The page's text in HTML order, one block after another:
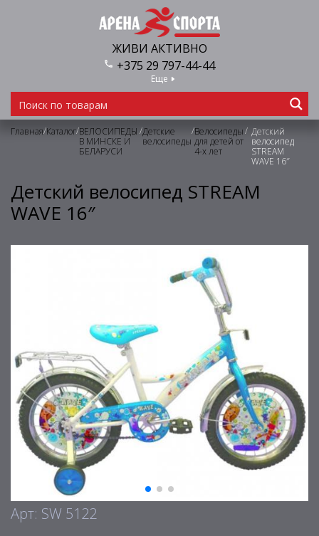
ЖИВИ АКТИВНО
+375 29 797-44-44
Еще
Главная/Каталог/ВЕЛОСИПЕДЫ
В МИНСКЕ И
БЕЛАРУСИ
/Детские
велосипеды
/Велосипеды
для детей от
4-х лет
/ Детский
велосипед
STREAM
WAVE 16″
Детский велосипед STREAM
WAVE 16″
Арт: SW 5122